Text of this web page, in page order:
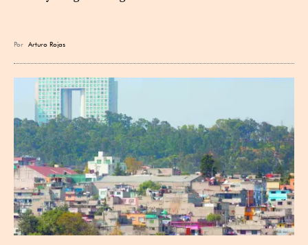
Por Arturo Rojas